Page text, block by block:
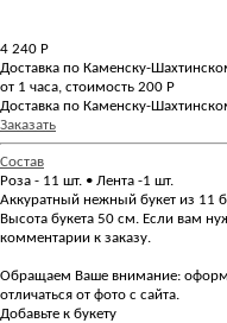
4 240 Р
Доставка по Каменску-
от 1 часа, стоимость 200 Р
Доставка по Каменску-
Заказать
Состав
Роза - 11 шт. • Лента -1 шт.
Аккуратный нежный букет из 11
Высота букета 50 см. Если вам
комментарии к заказу.
Обращаем Ваше внимание:
отличаться от фото с сайта.
Добавьте к букету